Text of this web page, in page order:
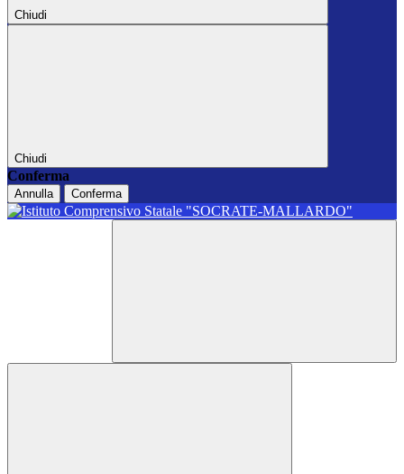
Chiudi
Chiudi
Conferma
Annulla Conferma